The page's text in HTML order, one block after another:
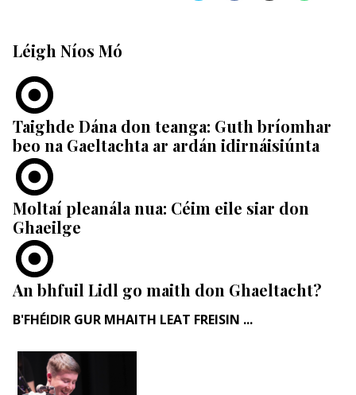
Léigh Níos Mó
Taighde Dána don teanga: Guth bríomhar
beo na Gaeltachta ar ardán idirnáisiúnta
Moltaí pleanála nua: Céim eile siar don
Ghaeilge
An bhfuil Lidl go maith don Ghaeltacht?
B'FHÉIDIR GUR MHAITH LEAT FREISIN ...